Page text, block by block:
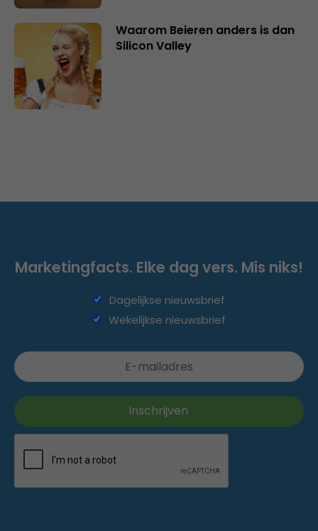
Waarom Beieren anders is dan
Silicon Valley
Marketingfacts. Elke dag vers. Mis niks!
Dagelijkse nieuwsbrief
Wekelijkse nieuwsbrief